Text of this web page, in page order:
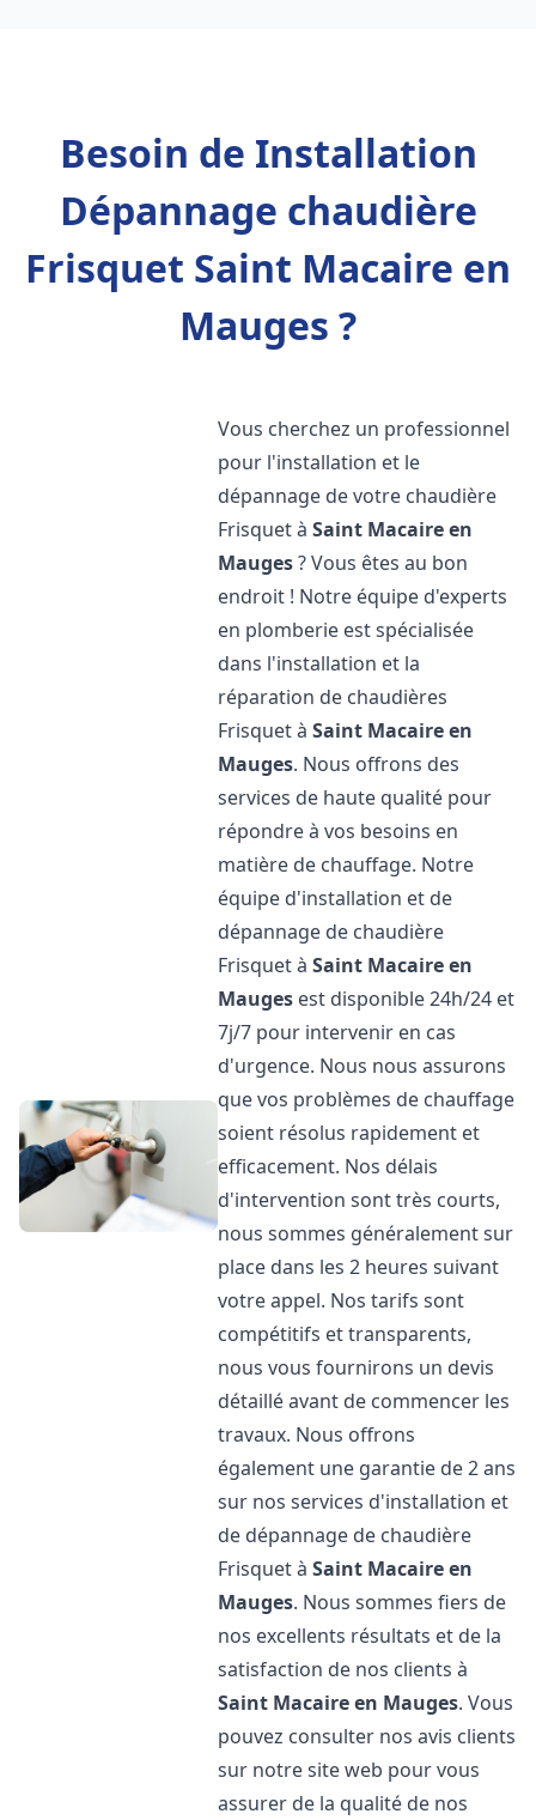
Besoin de Installation
Dépannage chaudière
Frisquet Saint Macaire en
Mauges ?
Vous cherchez un professionnel
pour l'installation et le
dépannage de votre chaudière
Frisquet àSaint Macaire en
Mauges? Vous êtes au bon
endroit ! Notre équipe d'experts
en plomberie est spécialisée
dans l'installation et la
réparation de chaudières
Frisquet àSaint Macaire en
Mauges. Nous offrons des
services de haute qualité pour
répondre à vos besoins en
matière de chauffage. Notre
équipe d'installation et de
dépannage de chaudière
Frisquet àSaint Macaire en
Mauges est disponible 24h/24 et
7j/7 pour intervenir en cas
d'urgence. Nous nous assurons
que vos problèmes de chauffage
soient résolus rapidement et
efficacement. Nos délais
d'intervention sont très courts,
nous sommes généralement sur
place dans les 2 heures suivant
votre appel. Nos tarifs sont
compétitifs et transparents,
nous vous fournirons un devis
détaillé avant de commencer les
travaux. Nous offrons
également une garantie de 2 ans
sur nos services d'installation et
de dépannage de chaudière
Frisquet àSaint Macaire en
Mauges. Nous sommes fiers de
nos excellents résultats et de la
satisfaction de nos clients à
Saint Macaire en Mauges. Vous
pouvez consulter nos avis clients
sur notre site web pour vous
assurer de la qualité de nos